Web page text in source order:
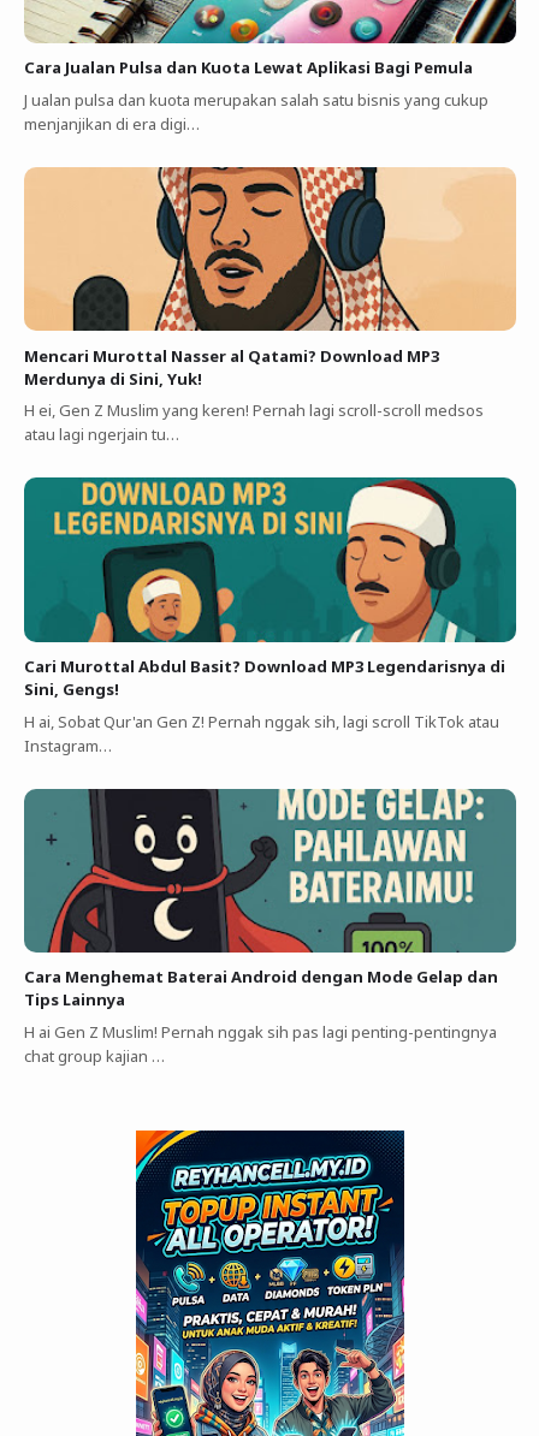
Cara Jualan Pulsa dan Kuota Lewat Aplikasi Bagi Pemula
J ualan pulsa dan kuota merupakan salah satu bisnis yang cukup
menjanjikan di era digi…
Mencari Murottal Nasser al Qatami? Download MP3
Merdunya di Sini, Yuk!
H ei, Gen Z Muslim yang keren! Pernah lagi scroll-scroll medsos
atau lagi ngerjain tu…
Cari Murottal Abdul Basit? Download MP3 Legendarisnya di
Sini, Gengs!
H ai, Sobat Qur'an Gen Z! Pernah nggak sih, lagi scroll TikTok atau
Instagram…
Cara Menghemat Baterai Android dengan Mode Gelap dan
Tips Lainnya
H ai Gen Z Muslim! Pernah nggak sih pas lagi penting-pentingnya
chat group kajian …